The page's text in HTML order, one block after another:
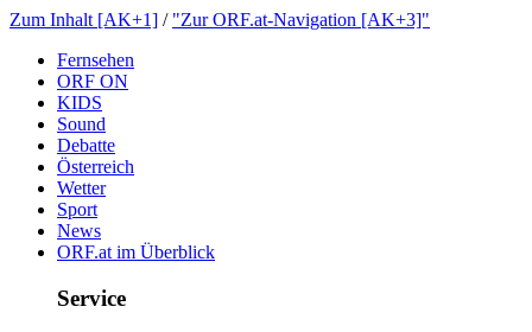
ZumInhalt[AK+1] / "ZurORF.at-Navigation[AK+3]"
Fernsehen
ORFON
KIDS
Sound
Debatte
Österreich
Wetter
Sport
News
ORF.atimÜberblick
Service